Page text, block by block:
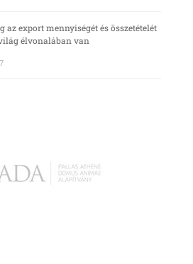
az export mennyiségét és összetételét
élvonalában van